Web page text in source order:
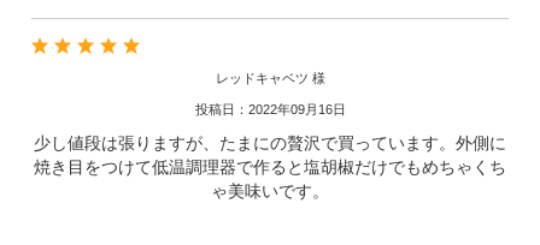
レッドキャベツ 様
投稿日：2022年09月16日
少し値段は張りますが、たまにの贅沢で買っています。外側に
焼き目をつけて低温調理器で作ると塩胡椒だけでもめちゃくち
ゃ美味いです。